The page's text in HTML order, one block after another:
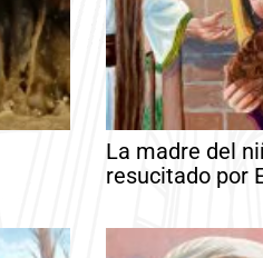
La madre del
resucitado por